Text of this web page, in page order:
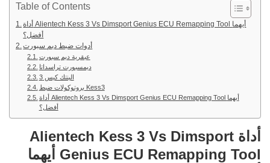
Table of Contents
أداة Alientech Kess 3 Vs Dimsport Genius ECU Remapping Tool أيهما
أفضل؟
أدوات ضبط ديم سبورت
عبقرية ديم سبورت
ديمسبورت تراسداتا
الينتك كيس 3
بروتوكولات ضبط Kess3
أداة Alientech Kess 3 Vs Dimsport Genius ECU Remapping Tool أيهما
أفضل؟
أداة Alientech Kess 3 Vs Dimsport
Genius ECU Remapping Tool أيهما